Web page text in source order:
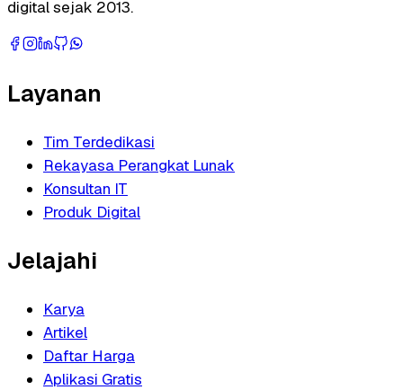
digital sejak 2013.
Layanan
Tim Terdedikasi
Rekayasa Perangkat Lunak
Konsultan IT
Produk Digital
Jelajahi
Karya
Artikel
Daftar Harga
Aplikasi Gratis